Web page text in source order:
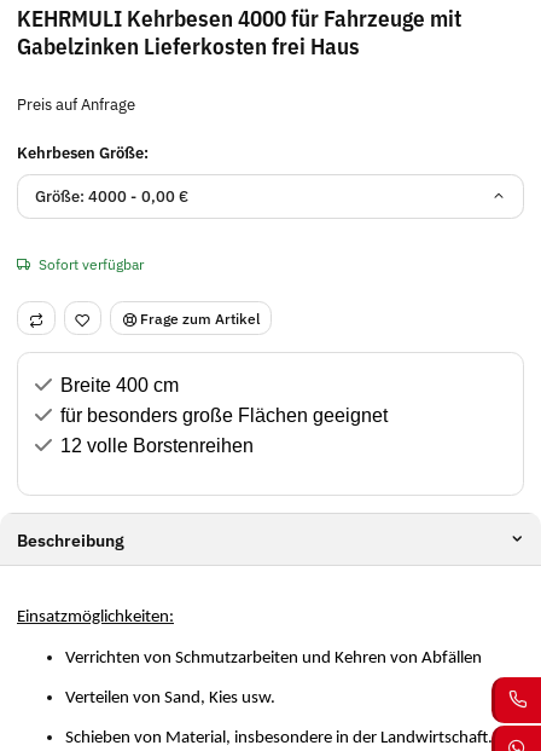
KEHRMULI Kehrbesen 4000 für Fahrzeuge mit
Gabelzinken Lieferkosten frei Haus
Preis auf Anfrage
Kehrbesen Größe:
Größe: 4000 - 0,00 €
Sofort verfügbar
Frage zum Artikel
Breite 400 cm
für besonders große Flächen geeignet
12 volle Borstenreihen
Beschreibung
Einsatzmöglichkeiten:
Verrichten von Schmutzarbeiten und Kehren von Abfällen
Verteilen von Sand, Kies usw.
Schieben von Material, insbesondere in der Landwirtschaft.